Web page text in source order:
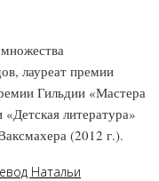
лауреат премии
Гильдии «Мастера
литература»
(2012 г.).
Натальи